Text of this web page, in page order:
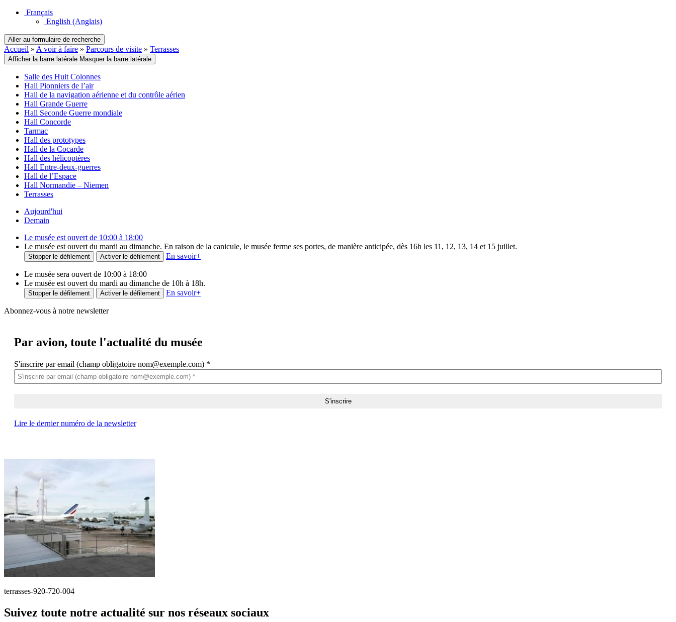
Français
English (Anglais)
Aller au formulaire de recherche
Accueil » A voir à faire » Parcours de visite » Terrasses
Afficher la barre latérale Masquer la barre latérale
Salle des Huit Colonnes
Hall Pionniers de l’air
Hall de la navigation aérienne et du contrôle aérien
Hall Grande Guerre
Hall Seconde Guerre mondiale
Hall Concorde
Tarmac
Hall des prototypes
Hall de la Cocarde
Hall des hélicoptères
Hall Entre-deux-guerres
Hall de l’Espace
Hall Normandie – Niemen
Terrasses
Aujourd'hui
Demain
Le musée est ouvert de 10:00 à 18:00
Le musée est ouvert du mardi au dimanche. En raison de la canicule, le musée ferme ses portes, de manière anticipée, dès 16h les 11, 12, 13, 14 et 15 juillet.
Stopper le défilement Activer le défilement En savoir+
Le musée sera ouvert de 10:00 à 18:00
Le musée est ouvert du mardi au dimanche de 10h à 18h.
Stopper le défilement Activer le défilement En savoir+
Abonnez-vous à notre newsletter
Par avion, toute l'actualité du musée
S'inscrire par email (champ obligatoire nom@exemple.com) *
Lire le dernier numéro de la newsletter
terrasses-920-720-004
Suivez toute notre actualité sur nos réseaux sociaux